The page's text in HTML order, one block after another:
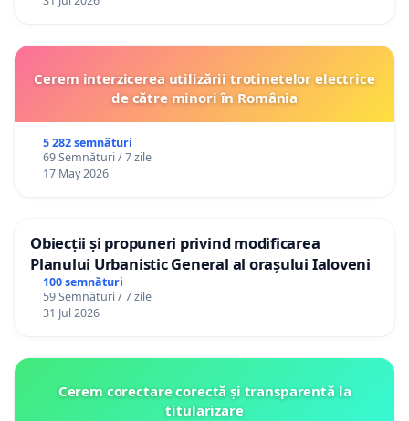
Cerem interzicerea utilizării trotinetelor electrice
de către minori în România
5 282 semnături
69 Semnături / 7 zile
17 May 2026
Obiecții și propuneri privind modificarea
Planului Urbanistic General al orașului Ialoveni
100 semnături
59 Semnături / 7 zile
31 Jul 2026
Cerem corectare corectă și transparentă la
titularizare